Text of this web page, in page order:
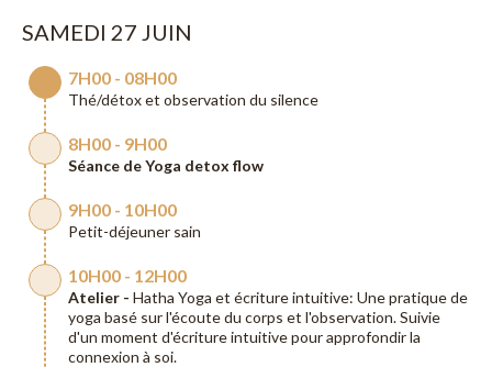
SAMEDI 27 JUIN
7H00 - 08H00
Thé/détox et observation du silence
8H00 - 9H00
Séance de Yoga detox flow
9H00 - 10H00
Petit-déjeuner sain
10H00 - 12H00
Atelier - Hatha Yoga et écriture intuitive: Une pratique de
yoga basé sur l'écoute du corps et l'observation. Suivie
d'un moment d'écriture intuitive pour approfondir la
connexion à soi.